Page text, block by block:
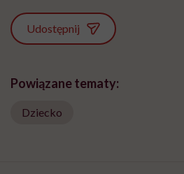
Udostępnij
Powiązane tematy:
Dziecko